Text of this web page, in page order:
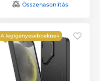
Összehasonlítás
A legigényesebbeknek